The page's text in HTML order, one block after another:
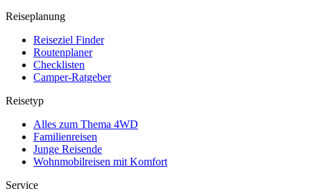
Reiseplanung
Reiseziel Finder
Routenplaner
Checklisten
Camper-Ratgeber
Reisetyp
Alles zum Thema 4WD
Familienreisen
Junge Reisende
Wohnmobilreisen mit Komfort
Service